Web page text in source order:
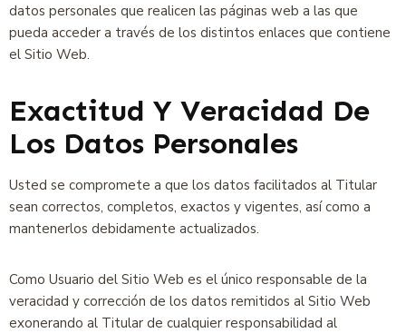
datos personales que realicen las páginas web a las que
pueda acceder a través de los distintos enlaces que contiene
el Sitio Web.
Exactitud Y Veracidad De
Los Datos Personales
Usted se compromete a que los datos facilitados al Titular
sean correctos, completos, exactos y vigentes, así como a
mantenerlos debidamente actualizados.
Como Usuario del Sitio Web es el único responsable de la
veracidad y corrección de los datos remitidos al Sitio Web
exonerando al Titular de cualquier responsabilidad al